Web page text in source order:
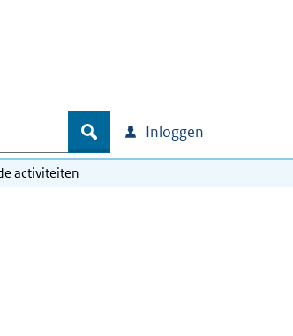
zoek Inloggen
activiteiten